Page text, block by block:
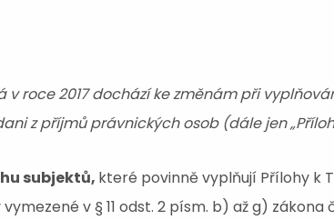
roce 2017 dochází ke změnám při
z příjmů právnických osob (dále jen
subjektů, které povinně vyplňují Přílohy k
v § 11 odst. 2 písm. b) až g) zákona